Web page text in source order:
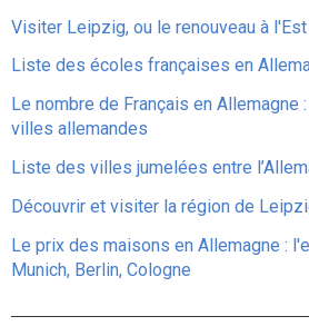
Visiter Leipzig, ou le renouveau à l'Est
Liste des écoles françaises en
Le nombre de Français en
villes allemandes
Liste des villes jumelées entre
Découvrir et visiter la région de
Le prix des maisons en Allemagne :
Munich, Berlin, Cologne